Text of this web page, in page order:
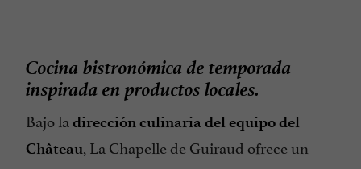
Cocina bistronómica de temporada
inspirada en productos locales.
Bajo la dirección culinaria del equipo del
Château, La Chapelle de Guiraud ofrece un